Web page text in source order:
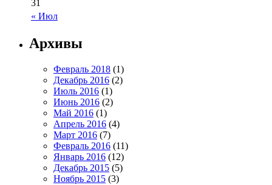
« Июл
31
Архивы
Февраль 2018 (1)
Декабрь 2016 (2)
Июль 2016 (1)
Июнь 2016 (2)
Май 2016 (1)
Апрель 2016 (4)
Март 2016 (7)
Февраль 2016 (11)
Январь 2016 (12)
Декабрь 2015 (5)
Ноябрь 2015 (3)